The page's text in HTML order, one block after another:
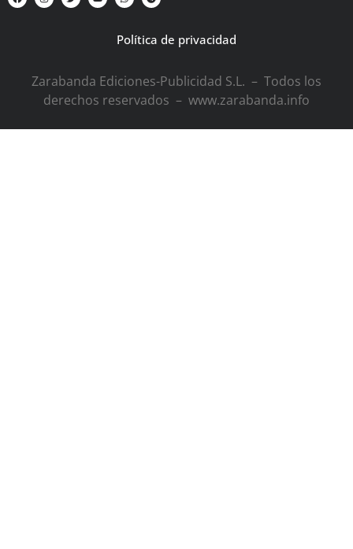
Política de privacidad
Zarabanda Ediciones-Publicidad S.L. – Todos los
derechos reservados – www.zarabanda.info